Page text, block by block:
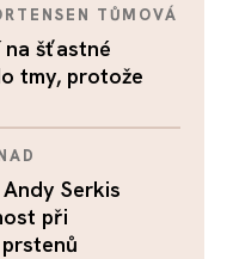
TŮMOVÁ
na šťastné
tmy, protože
Serkis
při